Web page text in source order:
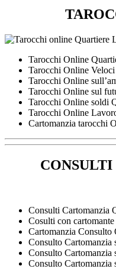
Tarocchi Online
Tarocchi Online
Tarocchi Online
Tarocchi Online sul
Tarocchi Online soldi
Tarocchi Online
Cartomanzia tarocchi
Consulti Cartomanzia
Cosulti con
Cartomanzia
Consulto
Consulto
Consulto